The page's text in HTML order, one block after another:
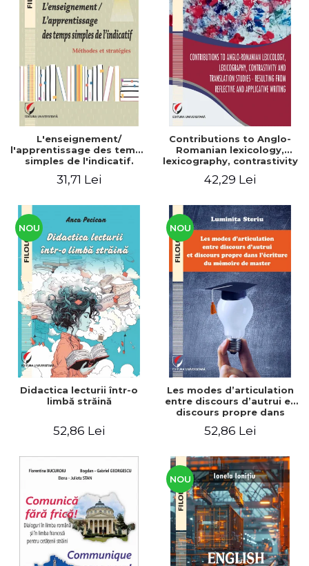
L'enseignement/
l'apprentissage des temps
simples de l'indicatif.
31,71 Lei
Contributions to Anglo-
Romanian lexicology,
lexicography, contrastivity
Resulting from reflective
42,29 Lei
NOU
Didactica lecturii într-o
limbă străină
52,86 Lei
NOU
Les modes d’articulation
entre discours d’autrui et
discours propre dans
master
52,86 Lei
NOU